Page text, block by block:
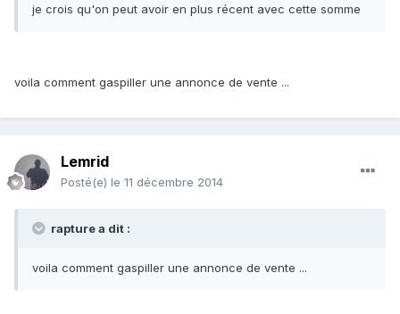
je crois qu'on peut avoir en plus récent avec cette somme
voila comment gaspiller une annonce de vente ...
Lemrid
Posté(e) le 11 décembre 2014
rapture a dit :
voila comment gaspiller une annonce de vente ...